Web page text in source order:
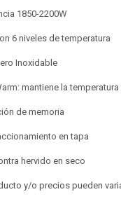
1850-2200W
6 niveles de temperatura
Inoxidable
mantiene la
de memoria
en tapa
hervido en seco
y/o precios pueden